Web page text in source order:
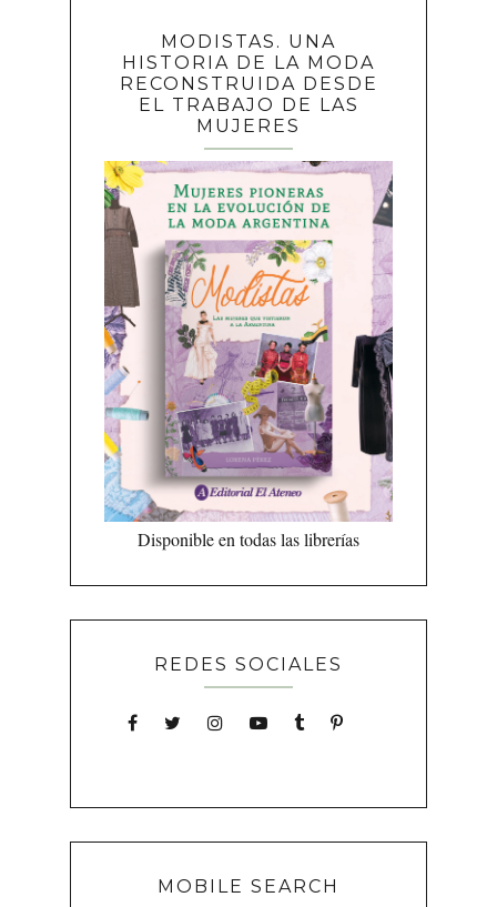
MODISTAS. UNA
HISTORIA DE LA MODA
RECONSTRUIDA DESDE
EL TRABAJO DE LAS
MUJERES
Disponible en todas las librerías
REDES SOCIALES
MOBILE SEARCH